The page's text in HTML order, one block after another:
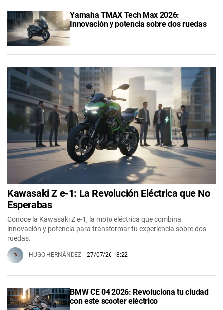
Yamaha TMAX Tech Max 2026:
Innovación y potencia sobre dos ruedas
Kawasaki Z e-1: La Revolución Eléctrica que No
Esperabas
Conoce la Kawasaki Z e-1, la moto eléctrica que combina
innovación y potencia para transformar tu experiencia sobre dos
ruedas.
HUGO HERNÁNDEZ 27/07/26 | 8:22
BMW CE 04 2026: Revoluciona tu ciudad
con este scooter eléctrico